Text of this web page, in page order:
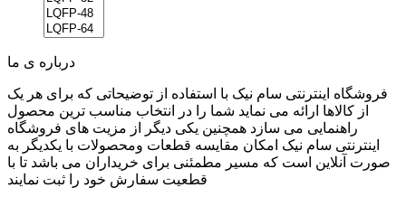
درباره ی ما
فروشگاه اینترنتی سام نیک با استفاده از توضیحاتی که برای هر یک
از کالاها ارائه می نماید شما را در انتخاب مناسب ترین محصول
راهنمایی می سازد همچنین یکی دیگر از مزیت های فروشگاه
اینترنتی سام نیک امکان مقایسه قطعات ومحصولات با یکدیگر به
صورت آنلاین است که مسیر مطمئنی برای خریداران می باشد تا با
قطعیت سفارش خود را ثبت نمایند